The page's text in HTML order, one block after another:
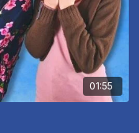
01:55